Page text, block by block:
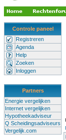
Controle paneel
Registreren
Agenda
Help
Zoeken
Inloggen
Partners
Energie vergelijken
Internet vergelijken
Hypotheekadviseur
Q Scheidingsadviseurs
Vergelijk.com